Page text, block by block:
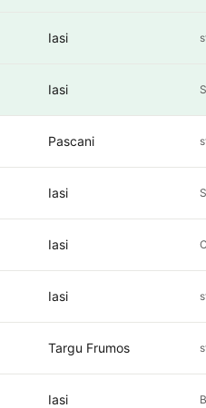
Iasi
Iasi
Pascani
Iasi
Iasi
Iasi
Targu Frumos
Iasi